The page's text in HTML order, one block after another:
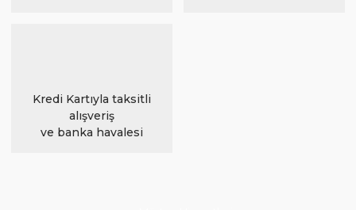
Kredi Kartıyla taksitli
alışveriş
ve banka havalesi